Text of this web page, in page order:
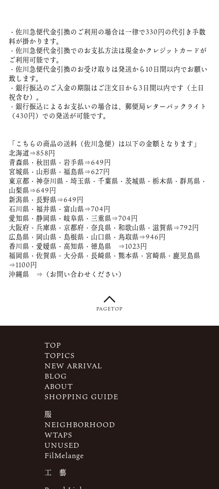
・佐川急便代金引換のご利用の場合は一律で330円の代引き手数
料が掛かります。
・佐川急便代金引換でのお支払方法は現金かクレジットカードが
ご利用可能です。
・佐川急便代金引換のお受け取りは発送から10日間以内でお願い
致します。
・銀行振込のご入金の期限はご注文日から3日間以内です（土日
祝含む）。
・銀行振込によるお支払いの場合は、郵便局レターパックライト
（430円）での発送が可能です。
「こちらの商品の送料（佐川急便）は以下の金額となります」
北海道⇒858円
青森県・秋田県・岩手県⇒649円
宮城県・山形県・福島県⇒627円
東京都・神奈川県・埼玉県・千葉県・茨城県・栃木県・群馬県・
山梨県⇒649円
新潟県・長野県⇒649円
石川県・福井県・富山県⇒704円
愛知県・静岡県・岐阜県・三重県⇒704円
大阪府・兵庫県・京都府・奈良県・和歌山県・滋賀県⇒792円
広島県・岡山県・島根県・山口県・鳥取県⇒946円
香川県・愛媛県・高知県・徳島県 ⇒1023円
福岡県・佐賀県・大分県・長崎県・熊本県・宮崎県・鹿児島県
⇒1100円
沖縄県 ⇒（お問い合わせください）
PAGETOP
TOP
TOPICS
NEW ARRIVAL
BLOG
ABOUT
SHOPPING GUIDE
服
NEIGHBORHOOD
WTAPS
UNUSED
FilMelange
工 藝